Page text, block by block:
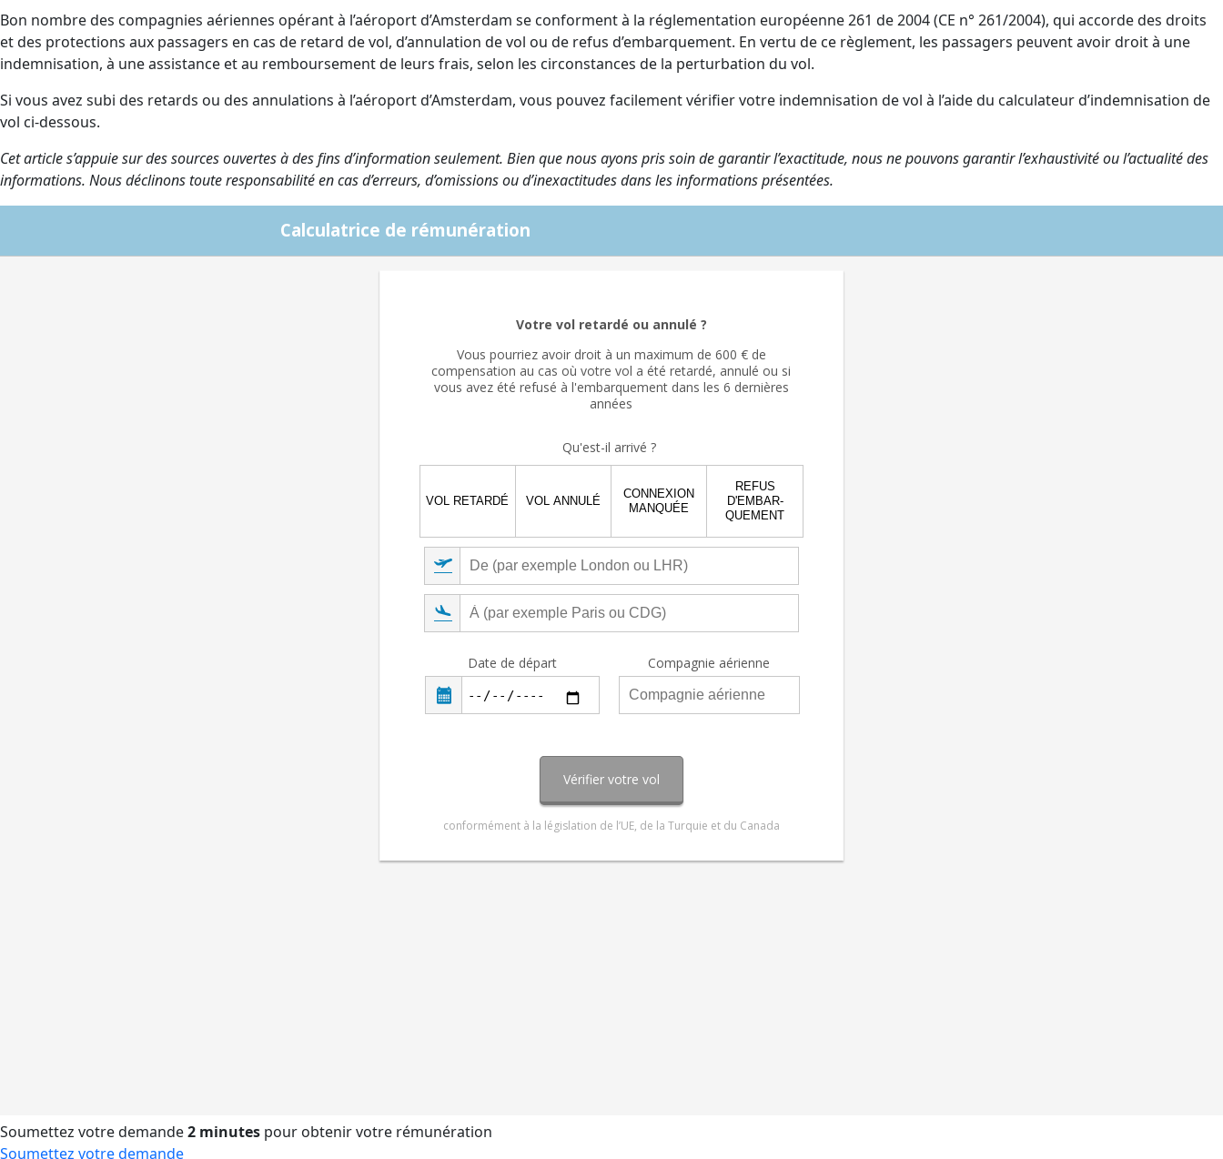
Bon nombre des compagnies aériennes opérant à l’aéroport d’Amsterdam se conforment à la réglementation européenne 261 de 2004 (CE n° 261/2004), qui accorde des droits
et des protections aux passagers en cas de retard de vol, d’annulation de vol ou de refus d’embarquement. En vertu de ce règlement, les passagers peuvent avoir droit à une
indemnisation, à une assistance et au remboursement de leurs frais, selon les circonstances de la perturbation du vol.
Si vous avez subi des retards ou des annulations à l’aéroport d’Amsterdam, vous pouvez facilement vérifier votre indemnisation de vol à l’aide du calculateur d’indemnisation de
vol ci-dessous.
Cet article s’appuie sur des sources ouvertes à des fins d’information seulement. Bien que nous ayons pris soin de garantir l’exactitude, nous ne pouvons garantir l’exhaustivité ou l’actualité des
informations. Nous déclinons toute responsabilité en cas d’erreurs, d’omissions ou d’inexactitudes dans les informations présentées.
Soumettez votre demande2 minutes pour obtenir votre rémunération
Soumettez votre demande